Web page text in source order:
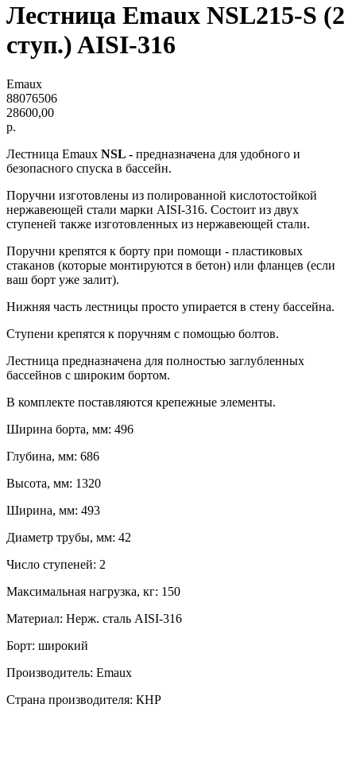
Лестница Emaux NSL215-S (2
ступ.) AISI-316
Emaux
88076506
28600,00
р.
Лестница Emaux NSL - предназначена для удобного и
безопасного спуска в бассейн.
Поручни изготовлены из полированной кислотостойкой
нержавеющей стали марки AISI-316. Состоит из двух
ступеней также изготовленных из нержавеющей стали.
Поручни крепятся к борту при помощи - пластиковых
стаканов (которые монтируются в бетон) или фланцев (если
ваш борт уже залит).
Нижняя часть лестницы просто упирается в стену бассейна.
Ступени крепятся к поручням с помощью болтов.
Лестница предназначена для полностью заглубленных
бассейнов с широким бортом.
В комплекте поставляются крепежные элементы.
Ширина борта, мм: 496
Глубина, мм: 686
Высота, мм: 1320
Ширина, мм: 493
Диаметр трубы, мм: 42
Число ступеней: 2
Максимальная нагрузка, кг: 150
Материал: Нерж. сталь AISI-316
Борт: широкий
Производитель: Emaux
Страна производителя: КНР